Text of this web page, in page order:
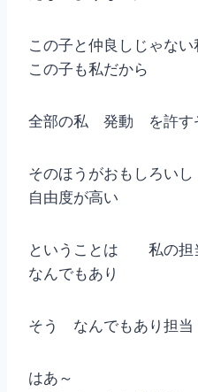
この子と仲良しじゃな
この子も私だから
全部の私 発動 を許す
そのほうがおもしろいし
自由度が高い
ということは 私の担
なんでもあり
そう なんでもあり担当
はあ～